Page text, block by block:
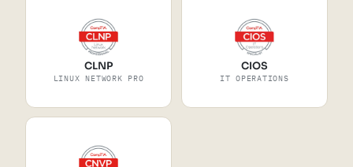
CLNP
LINUX NETWORK PRO
CIOS
IT OPERATIONS